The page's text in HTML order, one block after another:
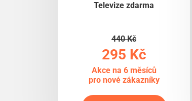
Televize zdarma
440 Kč
295 Kč
Akce na 6 měsíců
pro nové zákazníky